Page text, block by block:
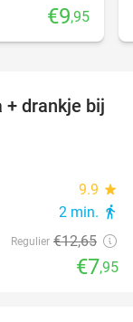
€9,95
37%
+ drankje bij
9.9 star
2 min. directions_walk
Regulier €12,65
€7,95